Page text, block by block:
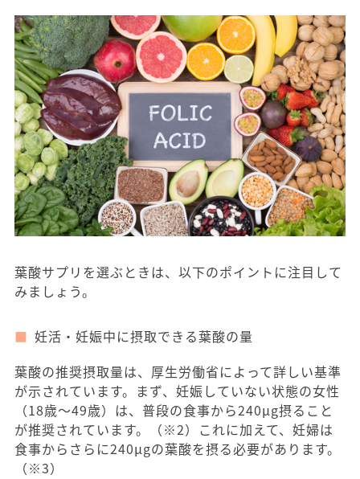
葉酸サプリを選ぶときは、以下のポイントに注目して
みましょう。
妊活・妊娠中に摂取できる葉酸の量
葉酸の推奨摂取量は、厚生労働省によって詳しい基準
が示されています。まず、妊娠していない状態の女性
（18歳〜49歳）は、普段の食事から240μg摂ること
が推奨されています。（※2）これに加えて、妊婦は
食事からさらに240μgの葉酸を摂る必要があります。
（※3）